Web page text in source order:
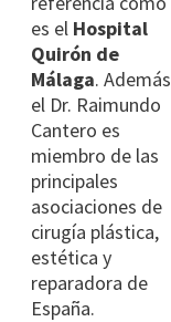
es el Hospital
Quirón de
Málaga. Además
el Dr. Raimundo
Cantero es
miembro de las
principales
asociaciones de
cirugía plástica,
estética y
reparadora de
España.